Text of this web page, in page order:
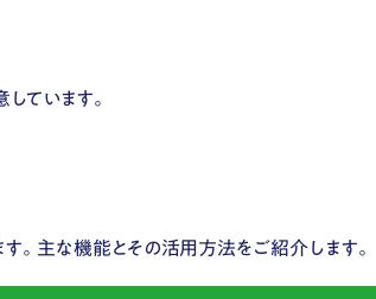
ています。
。​主な機能とその活用方法をご紹介します。